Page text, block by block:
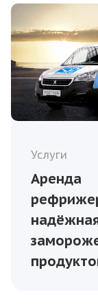
Услуги
Аренда